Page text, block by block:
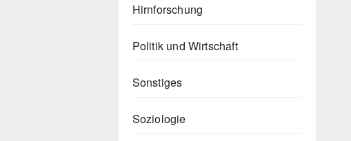
Hirnforschung
Politik und Wirtschaft
Sonstiges
Soziologie